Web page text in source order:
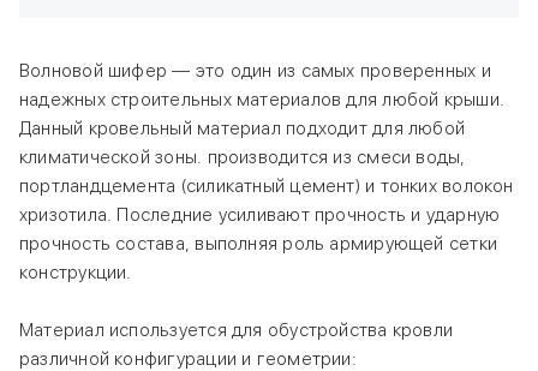
Волновой шифер — это один из самых проверенных и
надежных строительных материалов для любой крыши.
Данный кровельный материал подходит для любой
климатической зоны. производится из смеси воды,
портландцемента (силикатный цемент) и тонких волокон
хризотила. Последние усиливают прочность и ударную
прочность состава, выполняя роль армирующей сетки
конструкции.
Материал используется для обустройства кровли
различной конфигурации и геометрии: